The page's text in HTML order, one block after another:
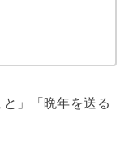
と」「晩年を送る